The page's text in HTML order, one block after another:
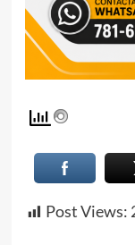
Post Views: